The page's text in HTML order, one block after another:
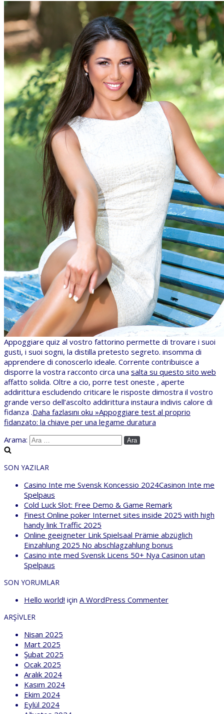
Appoggiare quiz al vostro fattorino permette di trovare i suoi
gusti, i suoi sogni, la distilla pretesto segreto. insomma di
apprendere di conoscerlo ideale. Corrente contribuisce a
disporre la vostra racconto circa una salta su questo sito web
affatto solida. Oltre a cio, porre test oneste , aperte
addirittura escludendo criticare le risposte dimostra il vostro
grande verso dell’ascolto addirittura instaura indivis calore di
fidanza .Daha fazlasını oku »Appoggiare test al proprio
fidanzato: la chiave per una legame duratura
Arama:
SON YAZILAR
Casino Inte me Svensk Koncessio 2024Casinon Inte me
Spelpaus
Cold Luck Slot: Free Demo & Game Remark
Finest Online poker Internet sites inside 2025 with high
handy link Traffic 2025
Online geeigneter Link Spielsaal Prämie abzüglich
Einzahlung 2025 No abschlagzahlung bonus
Casino inte med Svensk Licens 50+ Nya Casinon utan
Spelpaus
SON YORUMLAR
Hello world! için A WordPress Commenter
ARŞIVLER
Nisan 2025
Mart 2025
Şubat 2025
Ocak 2025
Aralık 2024
Kasım 2024
Ekim 2024
Eylül 2024